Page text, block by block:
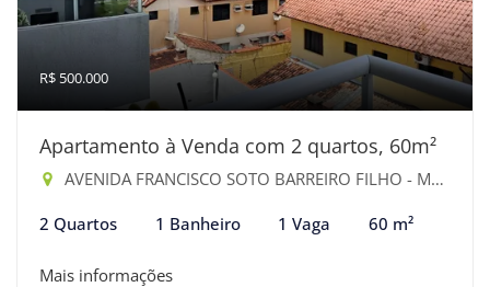
R$ 500.000
Apartamento à Venda com 2 quartos, 60m²
AVENIDA FRANCISCO SOTO BARREIRO FILHO - Maitinga, Bertioga-SP
2 Quartos 1 Banheiro 1 Vaga 60 m²
Mais informações